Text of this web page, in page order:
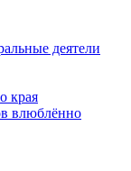
деятели
края
влюблённо